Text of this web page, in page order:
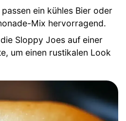
ein kühles Bier oder
Mix hervorragend.
Sloppy Joes auf einer
um einen rustikalen Look